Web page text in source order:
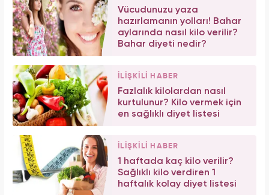
Vücudunuzu yaza
hazırlamanın yolları! Bahar
aylarında nasıl kilo verilir?
Bahar diyeti nedir?
İLİŞKİLİ HABER
Fazlalık kilolardan nasıl
kurtulunur? Kilo vermek için
en sağlıklı diyet listesi
İLİŞKİLİ HABER
1 haftada kaç kilo verilir?
Sağlıklı kilo verdiren 1
haftalık kolay diyet listesi